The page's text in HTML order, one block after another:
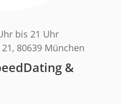
bis 21 Uhr
80639 München
&